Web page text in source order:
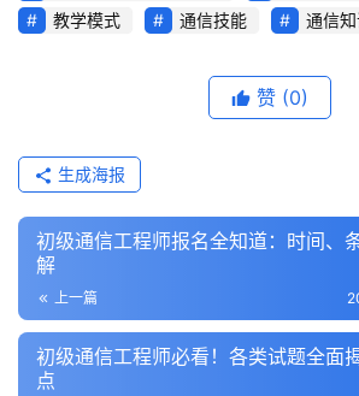
教学模式
通信技能 通信知
赞 (0)
生成海报
初级通信工程师报名全知道：时间、
解
上一篇
初级通信工程师必看！各类试题全面
点